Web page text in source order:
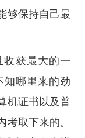
够保持自己最
收获最大的一
知哪里来的劲
机证书以及普
取下来的。